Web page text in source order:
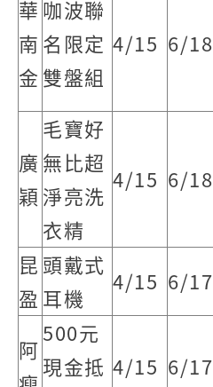
華
南
金
咖波聯
名限定
雙盤組
4/15 6/18
廣
穎
毛寶好
無比超
淨亮洗
衣精
4/15 6/18
昆
盈
頭戴式
耳機
4/15 6/17
阿
500元
現金抵 4/15 6/17